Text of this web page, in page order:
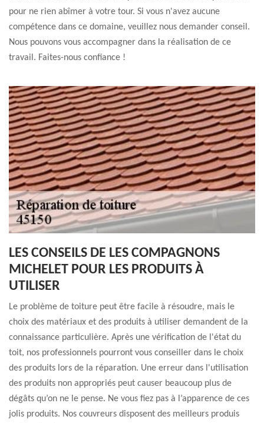
pour ne rien abîmer à votre tour. Si vous n'avez aucune
compétence dans ce domaine, veuillez nous demander conseil.
Nous pouvons vous accompagner dans la réalisation de ce
travail. Faites-nous confiance !
LES CONSEILS DE LES COMPAGNONS
MICHELET POUR LES PRODUITS À
UTILISER
Le problème de toiture peut être facile à résoudre, mais le
choix des matériaux et des produits à utiliser demandent de la
connaissance particulière. Après une vérification de l'état du
toit, nos professionnels pourront vous conseiller dans le choix
des produits lors de la réparation. Une erreur dans l'utilisation
des produits non appropriés peut causer beaucoup plus de
dégâts qu’on ne le pense. Ne vous fiez pas à l’apparence de ces
jolis produits. Nos couvreurs disposent des meilleurs produis